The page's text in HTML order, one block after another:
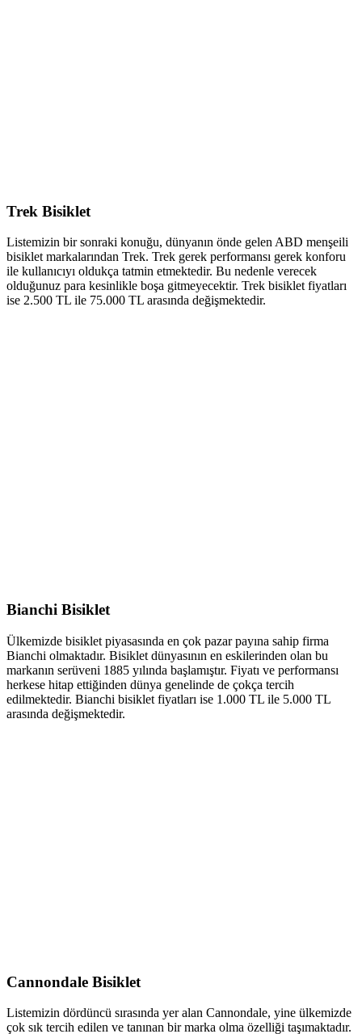
Trek Bisiklet
Listemizin bir sonraki konuğu, dünyanın önde gelen ABD menşeili
bisiklet markalarından Trek. Trek gerek performansı gerek konforu
ile kullanıcıyı oldukça tatmin etmektedir. Bu nedenle verecek
olduğunuz para kesinlikle boşa gitmeyecektir. Trek bisiklet fiyatları
ise 2.500 TL ile 75.000 TL arasında değişmektedir.
Bianchi Bisiklet
Ülkemizde bisiklet piyasasında en çok pazar payına sahip firma
Bianchi olmaktadır. Bisiklet dünyasının en eskilerinden olan bu
markanın serüveni 1885 yılında başlamıştır. Fiyatı ve performansı
herkese hitap ettiğinden dünya genelinde de çokça tercih
edilmektedir. Bianchi bisiklet fiyatları ise 1.000 TL ile 5.000 TL
arasında değişmektedir.
Cannondale Bisiklet
Listemizin dördüncü sırasında yer alan Cannondale, yine ülkemizde
çok sık tercih edilen ve tanınan bir marka olma özelliği taşımaktadır.